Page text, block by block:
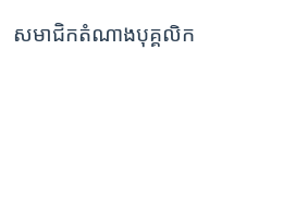
សមាជិកតំណាងបុគ្គលិក